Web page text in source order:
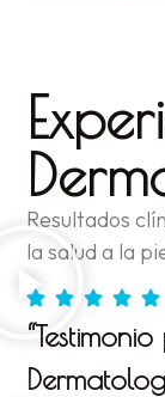
Resultados
la salud a la